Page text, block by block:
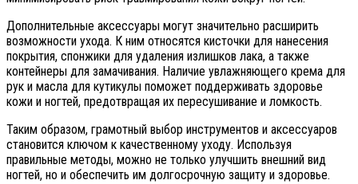
Дополнительные аксессуары могут значительно расширить
возможности ухода. К ним относятся кисточки для нанесения
покрытия, спонжики для удаления излишков лака, а также
контейнеры для замачивания. Наличие увлажняющего крема для
рук и масла для кутикулы поможет поддерживать здоровье
кожи и ногтей, предотвращая их пересушивание и ломкость.
Таким образом, грамотный выбор инструментов и аксессуаров
становится ключом к качественному уходу. Используя
правильные методы, можно не только улучшить внешний вид
ногтей, но и обеспечить им долгосрочную защиту и здоровье.